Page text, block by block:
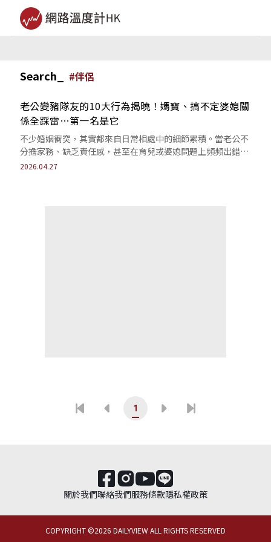
Search_ #伴侶
老公變豬隊友的10大行為揭曉！媽寶、搞不定婆媳關
係全踩雷…第一名是它
不少婚姻衝突，其實都來自日常相處中的細節累積。當老公不
分擔家務、缺乏責任感，甚至在育兒或婆媳問題上頻頻出錯，
另一半變豬隊友也成為許多妻子的共同心聲。
2026.04.27
1
關於我們聯絡我們服務條款隱私權政策
COPYRIGHT ©2026 DAILYVIEW ALL RIGHTS RESERVED